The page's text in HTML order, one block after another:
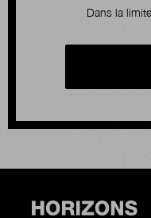
Dans la